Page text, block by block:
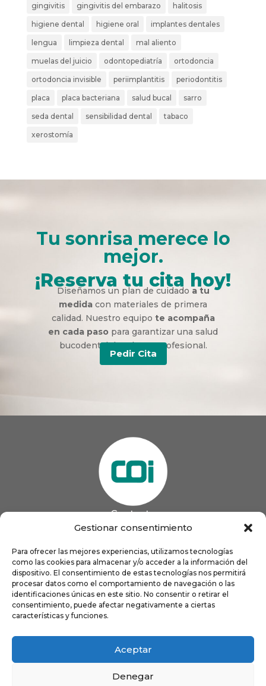
Gestionar consentimiento
Para ofrecer las mejores experiencias, utilizamos tecnologías
como las cookies para almacenar y/o acceder a la información del
dispositivo. El consentimiento de estas tecnologías nos permitirá
procesar datos como el comportamiento de navegación o las
identificaciones únicas en este sitio. No consentir o retirar el
consentimiento, puede afectar negativamente a ciertas
características y funciones.
Aceptar
Denegar
gingivitis gingivitis del embarazo halitosis
higiene dental higiene oral implantes dentales
lengua limpieza dental mal aliento
muelas del juicio odontopediatría ortodoncia
ortodoncia invisible periimplantitis periodontitis
placa placa bacteriana salud bucal sarro
seda dental sensibilidad dental tabaco
xerostomía
Tu sonrisa merece lo
mejor.
¡Reserva tu cita hoy!
Diseñamos un plan de cuidado a tu
medida con materiales de primera
calidad. Nuestro equipo te acompaña
en cada paso para garantizar una salud
bucodental duradera y profesional.
Pedir Cita
Contacto
 coigijon@gmail.com
Horario
Lun
9:00 a 13:00 - 16:00 a 21:00
Mar
9:00 a 13:00 - 16:00 a 20:00
Mié
9:00 a 14:00 - 16:00 a 19:00
Jue
9:00 a 13:00 - 16:00 a 19:00